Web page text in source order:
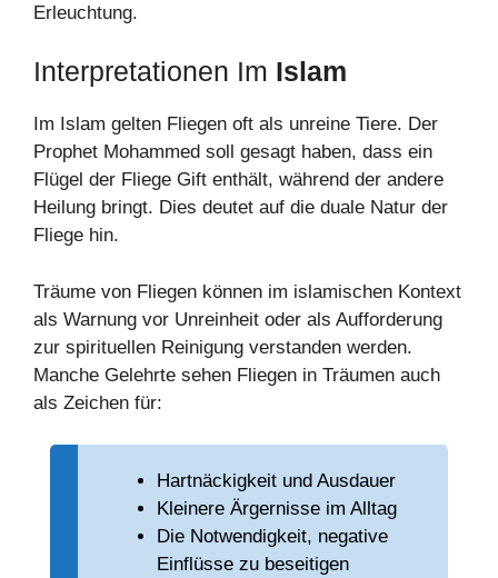
Erleuchtung.
Interpretationen Im Islam
Im Islam gelten Fliegen oft als unreine Tiere. Der
Prophet Mohammed soll gesagt haben, dass ein
Flügel der Fliege Gift enthält, während der andere
Heilung bringt. Dies deutet auf die duale Natur der
Fliege hin.
Träume von Fliegen können im islamischen Kontext
als Warnung vor Unreinheit oder als Aufforderung
zur spirituellen Reinigung verstanden werden.
Manche Gelehrte sehen Fliegen in Träumen auch
als Zeichen für:
Hartnäckigkeit und Ausdauer
Kleinere Ärgernisse im Alltag
Die Notwendigkeit, negative
Einflüsse zu beseitigen